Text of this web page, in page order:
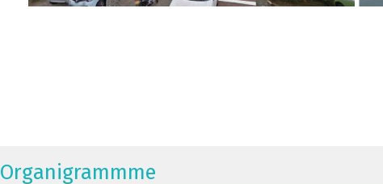
Organigrammme